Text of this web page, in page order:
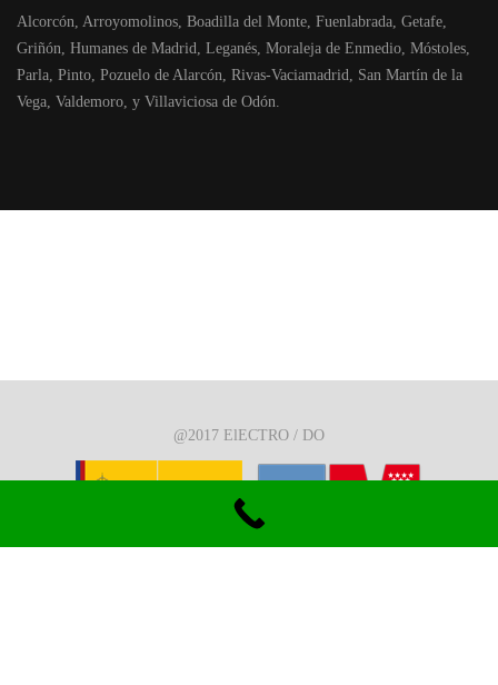
Alcorcón, Arroyomolinos, Boadilla del Monte, Fuenlabrada, Getafe,
Griñón, Humanes de Madrid, Leganés, Moraleja de Enmedio, Móstoles,
Parla, Pinto, Pozuelo de Alarcón, Rivas-Vaciamadrid, San Martín de la
Vega, Valdemoro, y Villaviciosa de Odón.
@2017 ElECTRO / DO